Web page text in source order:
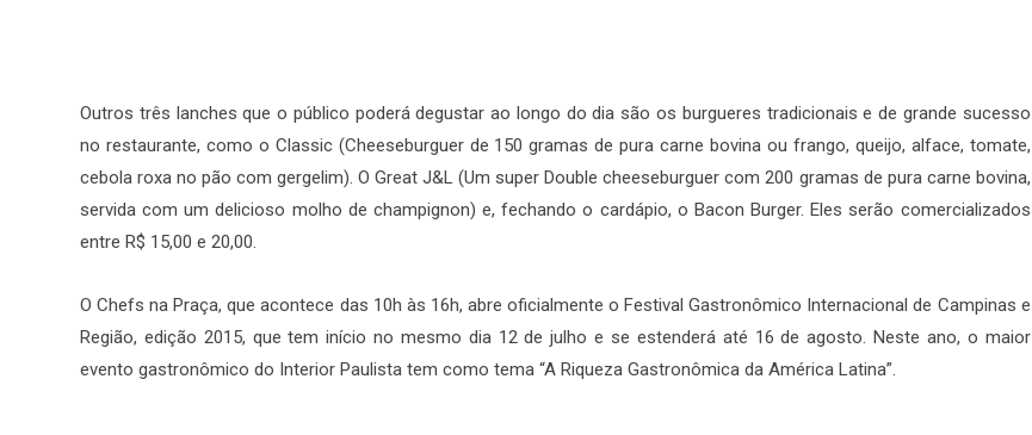
Outros três lanches que o público poderá degustar ao longo do dia são os burgueres tradicionais e de grande sucesso
no restaurante, como o Classic (Cheeseburguer de 150 gramas de pura carne bovina ou frango, queijo, alface, tomate,
cebola roxa no pão com gergelim). O Great J&L (Um super Double cheeseburguer com 200 gramas de pura carne bovina,
servida com um delicioso molho de champignon) e, fechando o cardápio, o Bacon Burger. Eles serão comercializados
entre R$ 15,00 e 20,00.
O Chefs na Praça, que acontece das 10h às 16h, abre oficialmente o Festival Gastronômico Internacional de Campinas e
Região, edição 2015, que tem início no mesmo dia 12 de julho e se estenderá até 16 de agosto. Neste ano, o maior
evento gastronômico do Interior Paulista tem como tema “A Riqueza Gastronômica da América Latina”.